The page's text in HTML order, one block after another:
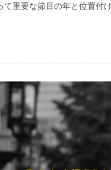
重要な節目の年と位置付